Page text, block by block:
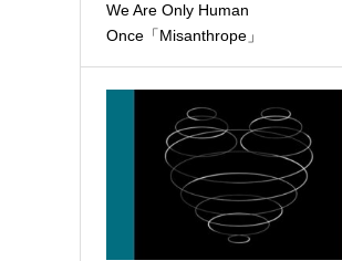
We Are Only Human
Once「Misanthrope」